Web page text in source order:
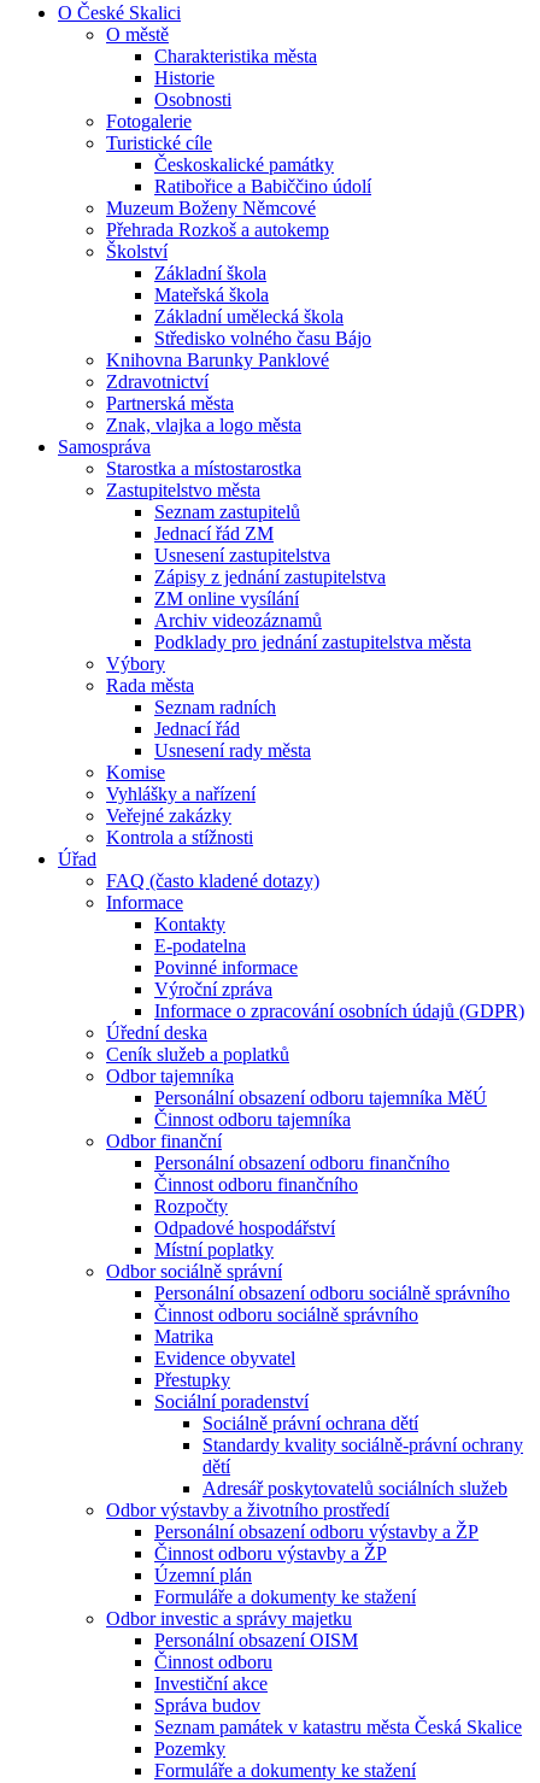
O České Skalici
O městě
Charakteristika města
Historie
Osobnosti
Fotogalerie
Turistické cíle
Českoskalické památky
Ratibořice a Babiččino údolí
Muzeum Boženy Němcové
Přehrada Rozkoš a autokemp
Školství
Základní škola
Mateřská škola
Základní umělecká škola
Středisko volného času Bájo
Knihovna Barunky Panklové
Zdravotnictví
Partnerská města
Znak, vlajka a logo města
Samospráva
Starostka a místostarostka
Zastupitelstvo města
Seznam zastupitelů
Jednací řád ZM
Usnesení zastupitelstva
Zápisy z jednání zastupitelstva
ZM online vysílání
Archiv videozáznamů
Podklady pro jednání zastupitelstva města
Výbory
Rada města
Seznam radních
Jednací řád
Usnesení rady města
Komise
Vyhlášky a nařízení
Veřejné zakázky
Kontrola a stížnosti
Úřad
FAQ (často kladené dotazy)
Informace
Kontakty
E-podatelna
Povinné informace
Výroční zpráva
Informace o zpracování osobních údajů (GDPR)
Úřední deska
Ceník služeb a poplatků
Odbor tajemníka
Personální obsazení odboru tajemníka MěÚ
Činnost odboru tajemníka
Odbor finanční
Personální obsazení odboru finančního
Činnost odboru finančního
Rozpočty
Odpadové hospodářství
Místní poplatky
Odbor sociálně správní
Personální obsazení odboru sociálně správního
Činnost odboru sociálně správního
Matrika
Evidence obyvatel
Přestupky
Sociální poradenství
Sociálně právní ochrana dětí
Standardy kvality sociálně-právní ochrany
dětí
Adresář poskytovatelů sociálních služeb
Odbor výstavby a životního prostředí
Personální obsazení odboru výstavby a ŽP
Činnost odboru výstavby a ŽP
Územní plán
Formuláře a dokumenty ke stažení
Odbor investic a správy majetku
Personální obsazení OISM
Činnost odboru
Investiční akce
Správa budov
Seznam památek v katastru města Česká Skalice
Pozemky
Formuláře a dokumenty ke stažení